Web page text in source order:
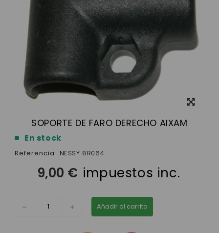
SOPORTE DE FARO DERECHO AIXAM
En stock
Referencia NESSY 8R064
9,00 € impuestos inc.
Añadir al carrito